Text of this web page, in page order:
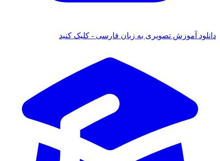
آموزش تصویری به زبان فارسی - کلیک کنید